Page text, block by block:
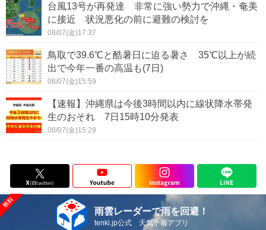
台風13号が再発達 非常に強い勢力で沖縄・奄美
に接近 状況悪化の前に避難の検討を
08/07(金)17:37
鳥取で39.6℃と酷暑日に迫る暑さ 35℃以上が続
出で今年一番の高温も(7日)
08/07(金)15:59
【速報】沖縄県は今後3時間以内に線状降水帯発
生のおそれ 7日15時10分発表
08/07(金)15:29
雨雲レーダーで雨を回避！
tenki.jp公式 天気予報アプリ